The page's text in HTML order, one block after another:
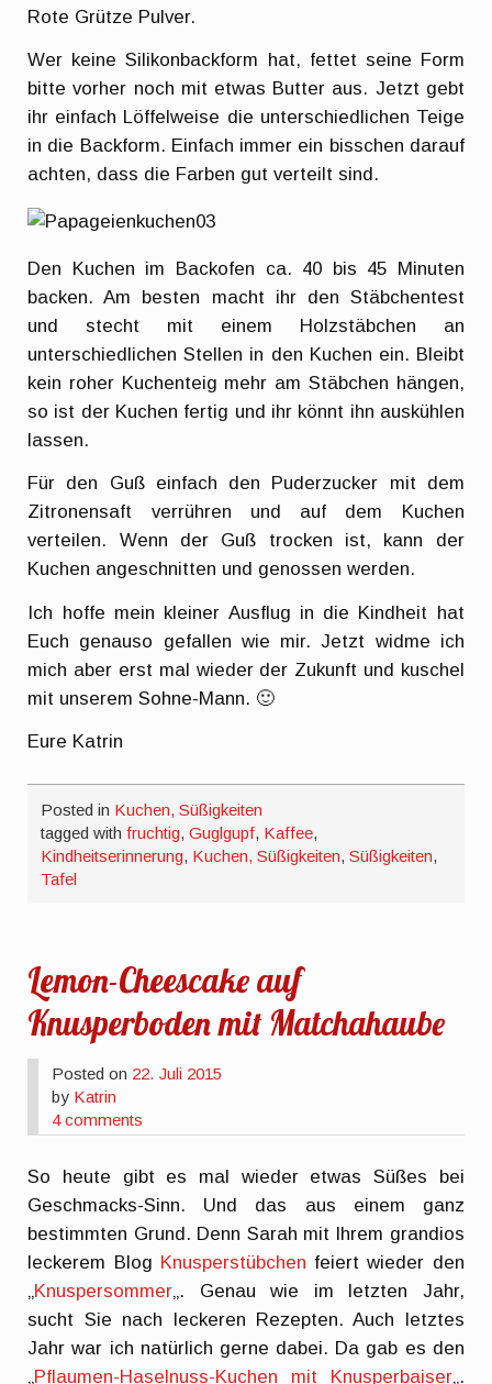
Rote Grütze Pulver.
Wer keine Silikonbackform hat, fettet seine Form
bitte vorher noch mit etwas Butter aus. Jetzt gebt
ihr einfach Löffelweise die unterschiedlichen Teige
in die Backform. Einfach immer ein bisschen darauf
achten, dass die Farben gut verteilt sind.
Den Kuchen im Backofen ca. 40 bis 45 Minuten
backen. Am besten macht ihr den Stäbchentest
und stecht mit einem Holzstäbchen an
unterschiedlichen Stellen in den Kuchen ein. Bleibt
kein roher Kuchenteig mehr am Stäbchen hängen,
so ist der Kuchen fertig und ihr könnt ihn auskühlen
lassen.
Für den Guß einfach den Puderzucker mit dem
Zitronensaft verrühren und auf dem Kuchen
verteilen. Wenn der Guß trocken ist, kann der
Kuchen angeschnitten und genossen werden.
Ich hoffe mein kleiner Ausflug in die Kindheit hat
Euch genauso gefallen wie mir. Jetzt widme ich
mich aber erst mal wieder der Zukunft und kuschel
mit unserem Sohne-Mann. 🙂
Eure Katrin
Posted in Kuchen, Süßigkeiten
tagged withfruchtig,Guglgupf, Kaffee,
Kindheitserinnerung, Kuchen, Süßigkeiten,Süßigkeiten,
Tafel
Lemon-Cheescake auf
Knusperboden mit Matchahaube
Posted on 22. Juli 2015
by Katrin
4 comments
So heute gibt es mal wieder etwas Süßes bei
Geschmacks-Sinn. Und das aus einem ganz
bestimmten Grund. Denn Sarah mit Ihrem grandios
leckerem Blog Knusperstübchen feiert wieder den
„Knuspersommer„. Genau wie im letzten Jahr,
sucht Sie nach leckeren Rezepten. Auch letztes
Jahr war ich natürlich gerne dabei. Da gab es den
„Pflaumen-Haselnuss-Kuchen mit Knusperbaiser„.